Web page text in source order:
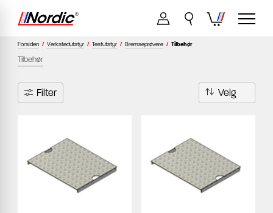
Forsiden / Verkstedutstyr / Testutstyr / Bremseprøvere / Tilbehør
Tilbehør
Filter